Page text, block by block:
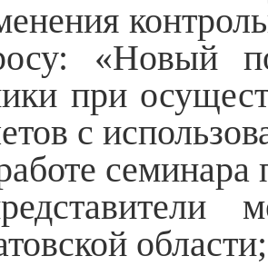
«Новый
при
с
семинара
области;